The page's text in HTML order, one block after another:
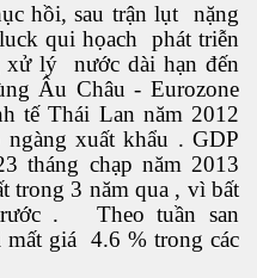
hồi, sau trận lụt nặng
qui họach phát triễn
xử lý nước dài hạn đến
Âu Châu - Eurozone
tế Thái Lan năm 2012
xuất khẩu . GDP
tháng chạp năm 2013
trong 3 năm qua , vì bất
. Theo tuần san
giá 4.6 % trong các